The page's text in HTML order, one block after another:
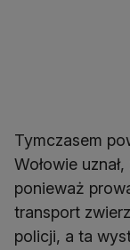
Tymczasem
Wołowie
ponieważ
transport
policji, a ta